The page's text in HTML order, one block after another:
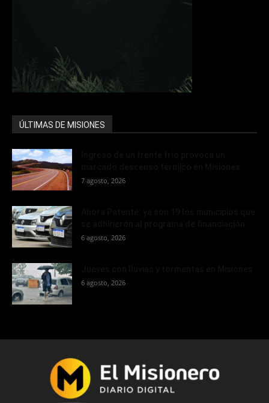
ÚLTIMAS DE MISIONES
7 agosto, 2026
6 agosto, 2026
6 agosto, 2026